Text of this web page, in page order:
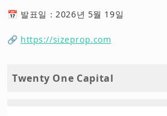
📅 발표일：2026년 5월 19일
🔗 https://sizeprop.com
Twenty One Capital